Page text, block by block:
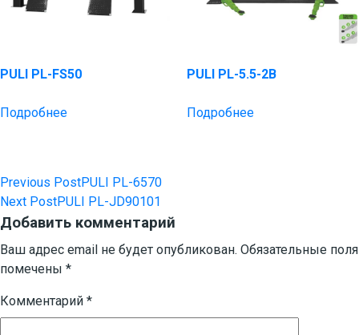
PULI PL-FS50
Подробнее
PULI PL-5.5-2B
Подробнее
Навигация
по
записям
Previous PostPULI PL-6570
Next PostPULI PL-JD90101
Добавить комментарий
Ваш адрес email не будет опубликован. Обязательные поля
помечены *
Комментарий *